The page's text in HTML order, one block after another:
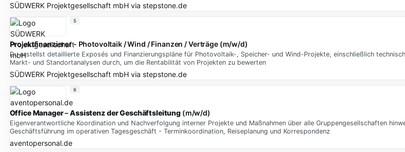
SÜDWERK Projektgesellschaft mbHvia stepstone.de
Projektfinanzierer - Photovoltaik / Wind / Finanzen / Verträge (m/w/d)
Du erstellst detaillierte Exposés und Finanzierungspläne für Photovoltaik-, Speicher- und Wind-Projekte, einschließlich
Markt- und Standortanalysen durch, um die Rentabilität von Projekten zu bewerten
SÜDWERK Projektgesellschaft mbHvia stepstone.de
5
OfficeManager–AssistenzderGeschäftsleitung (m/w/d)
Eigenverantwortliche Koordination und Nachverfolgung interner Projekte und Maßnahmen über alle Gruppengesellschaften
Geschäftsführung im operativen Tagesgeschäft - Terminkoordination, Reiseplanung und Korrespondenz
aventopersonal.de
6